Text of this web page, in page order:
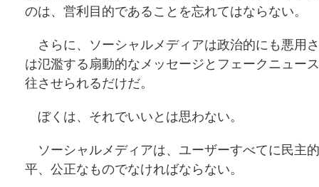
のは、営利目的であることを忘れてはならない。
さらに、ソーシャルメディアは政治的にも悪用
は氾濫する扇動的なメッセージとフェークニュー
往させられるだけだ。
ぼくは、それでいいとは思わない。
ソーシャルメディアは、ユーザーすべてに民主
平、公正なものでなければならない。